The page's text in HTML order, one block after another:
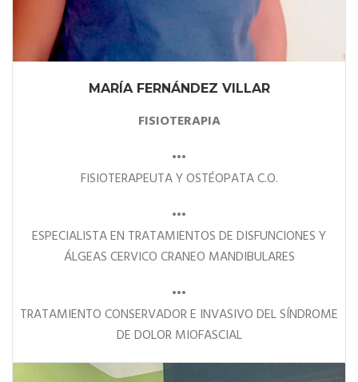
MARÍA FERNÁNDEZ VILLAR
FISIOTERAPIA
•••
FISIOTERAPEUTA Y OSTÉOPATA C.O.
•••
ESPECIALISTA EN TRATAMIENTOS DE DISFUNCIONES Y
ÁLGEAS CERVICO CRANEO MANDIBULARES
•••
TRATAMIENTO CONSERVADOR E INVASIVO DEL SÍNDROME
DE DOLOR MIOFASCIAL